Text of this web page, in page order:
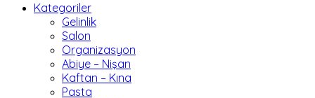
Kategoriler
Gelinlik
Salon
Organizasyon
Abiye – Nişan
Kaftan – Kına
Pasta